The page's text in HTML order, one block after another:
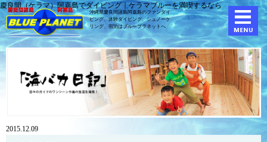
慶良間（ケラマ）阿嘉島でダイビング｜ケラマブルーを満喫するなら
沖縄県慶良間諸島阿嘉島のファンダイ
ビング、体験ダイビング、シュノーケ
リング、宿泊はブループラネットへ
2015.12.09